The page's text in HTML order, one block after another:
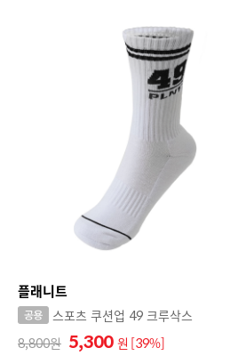
플래니트
스포츠 쿠션업 49 크루삭스
8,800
5,300 원 [39%]